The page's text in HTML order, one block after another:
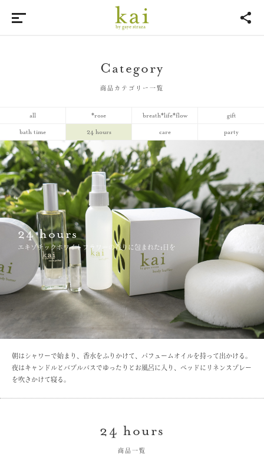
by gaye straza
Category
商品カテゴリー一覧
all *rose breath*life*flow gift
bath time 24 hours care party
24 hours
エキゾチックホワイトフラワーの香りに包まれた1日を
朝はシャワーで始まり、香水をふりかけて、パフュームオイルを持って出かける。
夜はキャンドルとバブルバスでゆったりとお風呂に入り、ベッドにリネンスプレー
を吹きかけて寝る。
24 hours
商品一覧